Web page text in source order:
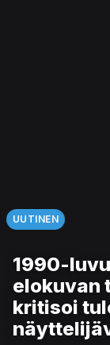
UUTINEN
1990-
elokuvan
kritisoi